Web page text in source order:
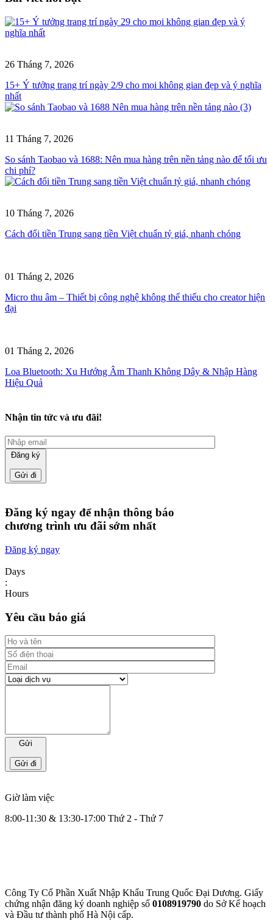
26 Tháng 7, 2026
15+ Ý tưởng trang trí ngày 2/9 cho mọi không gian đẹp và ý nghĩa
nhất
11 Tháng 7, 2026
So sánh Taobao và 1688: Nên mua hàng trên nền tảng nào để tối ưu
chi phí?
10 Tháng 7, 2026
Cách đổi tiền Trung sang tiền Việt chuẩn tỷ giá, nhanh chóng
01 Tháng 2, 2026
Micro thu âm – Thiết bị công nghệ không thể thiếu cho creator hiện
đại
01 Tháng 2, 2026
Loa Bluetooth: Xu Hướng Âm Thanh Không Dây & Nhập Hàng
Hiệu Quả
Nhận tin tức và ưu đãi!
Đăng ký
Đăng ký ngay để nhận thông báo
chương trình ưu đãi sớm nhất
Đăng ký ngay
Days
:
Hours
Yêu cầu báo giá
Gửi
Giờ làm việc
8:00-11:30 & 13:30-17:00 Thứ 2 - Thứ 7
Công Ty Cổ Phần Xuất Nhập Khẩu Trung Quốc Đại Dương. Giấy
chứng nhận đăng ký doanh nghiệp số 0108919790 do SởKế hoạch
và Đầu tư thành phố Hà Nội cấp.